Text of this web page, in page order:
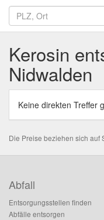
Kerosin
Nidwalden
Keine direkten Treffer
Die Preise beziehen sich auf
Abfall
Entsorgungsstellen finden
Abfälle entsorgen